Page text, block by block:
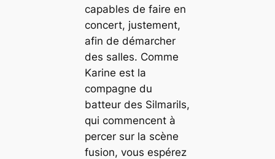
capables de faire en
concert, justement,
afin de démarcher
des salles. Comme
Karine est la
compagne du
batteur des Silmarils,
qui commencent à
percer sur la scène
fusion, vous espérez